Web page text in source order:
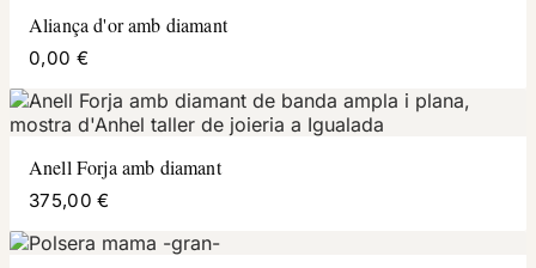
Aliança d'or amb diamant
0,00 €
Anell Forja amb diamant
375,00 €